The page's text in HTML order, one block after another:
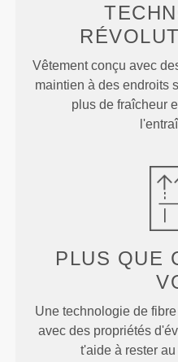
Vêtement conçu avec
maintien à des endroits
plus de fraîcheur
PLUS QUE
Une technologie de
avec des propriétés
t'aide à rester